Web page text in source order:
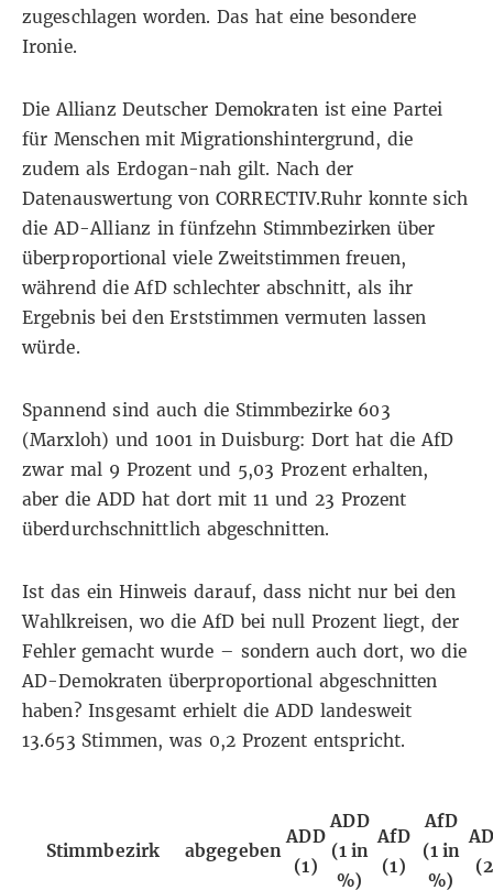
zugeschlagen worden. Das hat eine besondere
Ironie.
DieAllianz Deutscher Demokratenist eine Partei
für Menschen mit Migrationshintergrund, die
zudem als Erdogan-nah gilt. Nach der
Datenauswertung von CORRECTIV.Ruhr konnte sich
die AD-Allianz in fünfzehn Stimmbezirken über
überproportional viele Zweitstimmen freuen,
während die AfD schlechter abschnitt, als ihr
Ergebnis bei den Erststimmen vermuten lassen
würde.
Spannend sind auch die Stimmbezirke 603
(Marxloh) und 1001 in Duisburg: Dort hat die AfD
zwar mal 9 Prozent und 5,03 Prozent erhalten,
aber die ADD hat dort mit 11 und 23 Prozent
überdurchschnittlich abgeschnitten.
Ist das ein Hinweis darauf, dass nicht nur bei den
Wahlkreisen, wo die AfD bei null Prozent liegt, der
Fehler gemacht wurde – sondern auch dort, wo die
AD-Demokraten überproportional abgeschnitten
haben? Insgesamt erhielt die ADD landesweit
13.653 Stimmen, was 0,2 Prozent entspricht.
Stimmbezirk abgegeben
ADD
(1)
ADD
(1 in
%)
AfD
(1)
AfD
(1 in
%)